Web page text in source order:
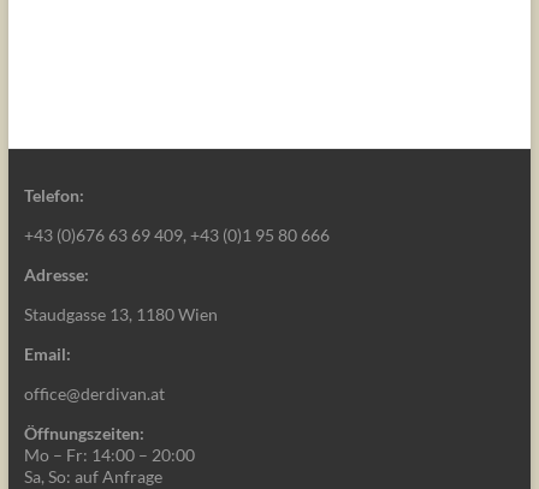
Telefon:
+43 (0)676 63 69 409, +43 (0)1 95 80 666
Adresse:
Staudgasse 13, 1180 Wien
Email:
office@derdivan.at
Öffnungszeiten:
Mo – Fr: 14:00 – 20:00
Sa, So: auf Anfrage